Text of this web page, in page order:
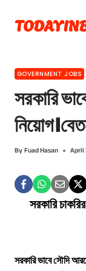
content
GOVERNMENT JOBS
সরকারি
ByFuad Hasan April
সরকারি
সরকারি ভাবে সৌদি